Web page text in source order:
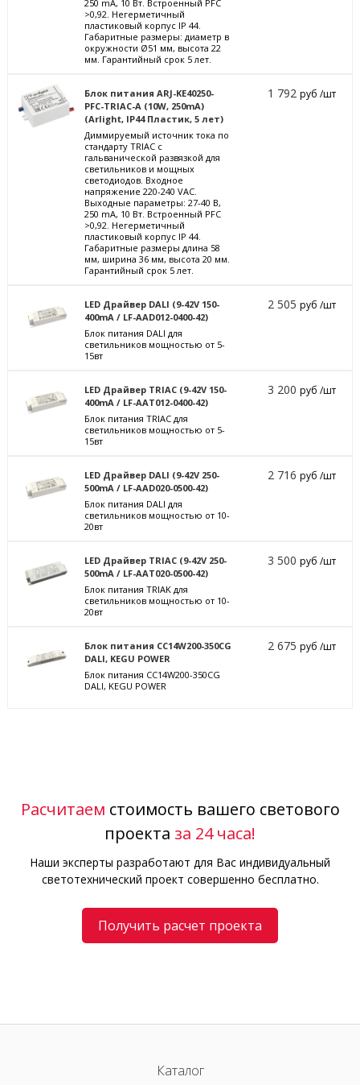
250 mА, 10 Вт. Встроенный PFC
>0,92. Негерметичный
пластиковый корпус IP 44.
Габаритные размеры: диаметр в
окружности Ø51 мм, высота 22
мм. Гарантийный срок 5 лет.
Блок питания ARJ-KE40250-
PFC-TRIAC-A (10W, 250mA)
(Arlight, IP44 Пластик, 5 лет)
Диммируемый источник тока по
стандарту TRIAC с
гальванической развязкой для
светильников и мощных
светодиодов. Входное
напряжение 220-240 VAC.
Выходные параметры: 27-40 В,
250 mА, 10 Вт. Встроенный PFC
>0,92. Негерметичный
пластиковый корпус IP 44.
Габаритные размеры длина 58
мм, ширина 36 мм, высота 20 мм.
Гарантийный срок 5 лет.
1 792руб /шт
LED Драйвер DALI (9-42V 150-
400mA / LF-AAD012-0400-42)
Блок питания DALI для
светильников мощностью от 5-
15вт
2 505руб /шт
LED Драйвер TRIAC (9-42V 150-
400mA / LF-AAT012-0400-42)
Блок питания TRIAC для
светильников мощностью от 5-
15вт
3 200руб /шт
LED Драйвер DALI (9-42V 250-
500mA / LF-AAD020-0500-42)
Блок питания DALI для
светильников мощностью от 10-
20вт
2 716руб /шт
LED Драйвер TRIAC (9-42V 250-
500mA / LF-AAT020-0500-42)
Блок питания TRIAK для
светильников мощностью от 10-
20вт
3 500руб /шт
Блок питания CC14W200-350CG
DALI, KEGU POWER
Блок питания CC14W200-350CG
DALI, KEGU POWER
2 675руб /шт
Расчитаем стоимость вашего светового
проекта за 24 часа!
Наши эксперты разработают для Вас индивидуальный
светотехнический проект совершенно бесплатно.
Получить расчет проекта
Каталог